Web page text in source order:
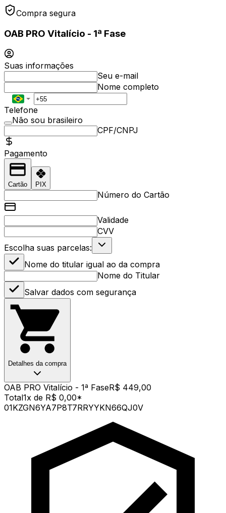
Compra segura
OAB PRO Vitalício - 1ª Fase
Suas informações
Seu e-mail
Nome completo
Telefone
Não sou brasileiro
CPF/CNPJ
Pagamento
Cartão PIX
Número do Cartão
Validade
CVV
Escolha suas parcelas:
Nome do titular igual ao da compra
Nome do Titular
Salvar dados com segurança
Detalhes da compra
OAB PRO Vitalício - 1ª FaseR$ 449,00
Total1x de R$ 0,00*
01KZGN6YA7P8T7RRYYKN66QJ0V